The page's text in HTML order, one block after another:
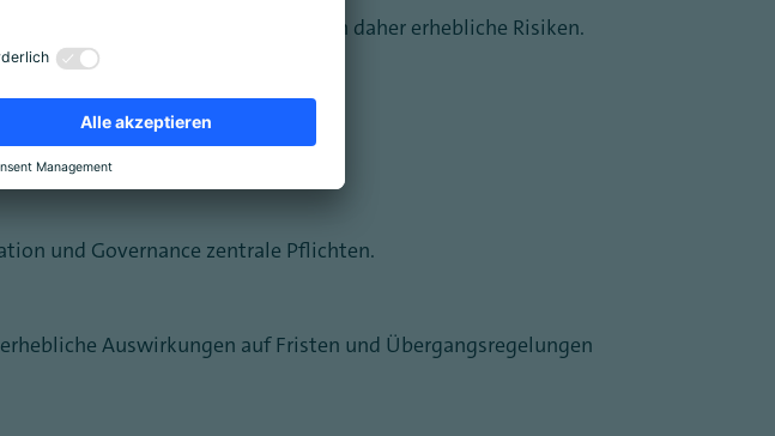
der Regulierung setzen, bergen daher erhebliche Risiken.
und Governance zentrale Pflichten.
Auswirkungen auf Fristen und Übergangsregelungen